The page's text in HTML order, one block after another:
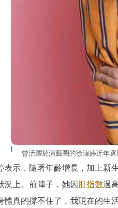
曾活躍於演藝圈的徐瑋婷近年
表示，隨著年齡增長，加上新
況上。前陣子，她因 肝指數過
體真的撐不住了，我現在的生